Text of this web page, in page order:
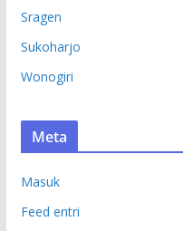
Sragen
Sukoharjo
Wonogiri
Meta
Masuk
Feed entri